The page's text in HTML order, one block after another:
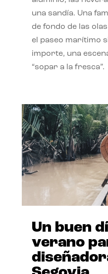
una sandía. Una
de fondo de las
el paseo marítimo
importe, una
“sopar a la fresca”.
Un buen
verano